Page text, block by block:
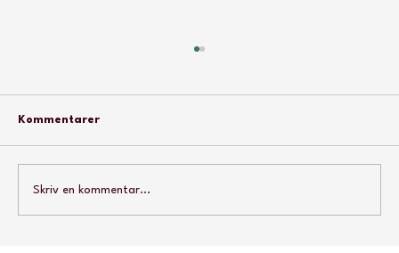
Kommentarer
Skriv en kommentar...